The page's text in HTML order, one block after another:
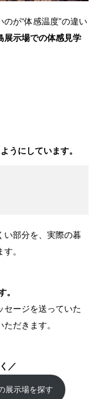
が“体感温度”の違い
展示場での体感見学
うにしています。
い部分を、実際の暮
。
。
セージを送っていた
だきます。
／
展示場を探す